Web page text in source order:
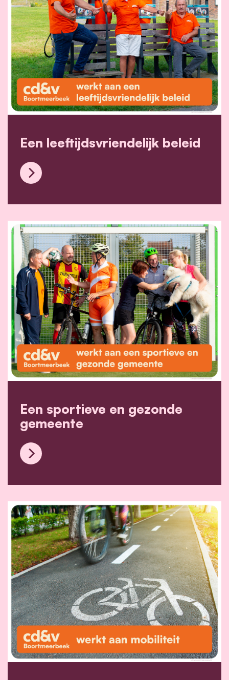
Een leeftijdsvriendelijk beleid
Een leeftijdsvriendelijk beleid
Een sportieve en gezonde
gemeente
Een sportieve en gezonde gemeente